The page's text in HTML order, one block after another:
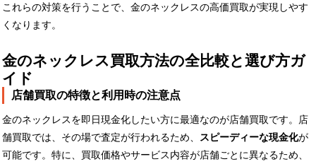
これらの対策を行うことで、金のネックレスの高価買取が実現しやす
くなります。
金のネックレス買取方法の全比較と選び方ガ
イド
店舗買取の特徴と利用時の注意点
金のネックレスを即日現金化したい方に最適なのが店舗買取です。店
舗買取では、その場で査定が行われるため、
スピーディーな現金化が
可能です。特に、買取価格やサービス内容が店舗ごとに異なるため、